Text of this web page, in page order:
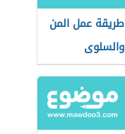
طريقة عمل المن
والسلوى